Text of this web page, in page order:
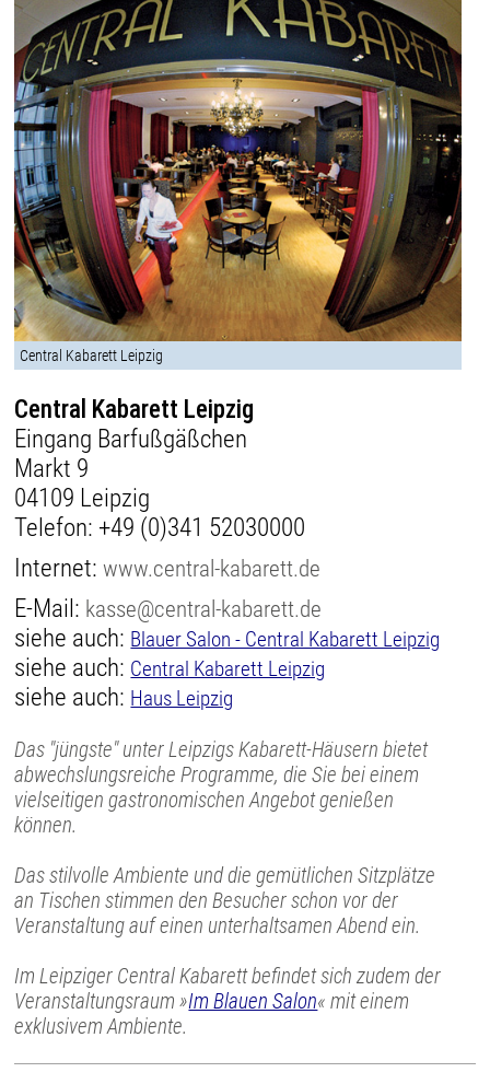
Central Kabarett Leipzig
Central Kabarett Leipzig
Eingang Barfußgäßchen
Markt 9
04109 Leipzig
Telefon: +49 (0)341 52030000
Internet:www.central-kabarett.de
E-Mail: kasse@central-kabarett.de
siehe auch: Blauer Salon - Central Kabarett Leipzig
siehe auch: Central Kabarett Leipzig
siehe auch: Haus Leipzig
Das "jüngste" unter Leipzigs Kabarett-Häusern bietet
abwechslungsreiche Programme, die Sie bei einem
vielseitigen gastronomischen Angebot genießen
können.
Das stilvolle Ambiente und die gemütlichen Sitzplätze
an Tischen stimmen den Besucher schon vor der
Veranstaltung auf einen unterhaltsamen Abend ein.
Im Leipziger Central Kabarett befindet sich zudem der
Veranstaltungsraum »Im Blauen Salon« mit einem
exklusivem Ambiente.